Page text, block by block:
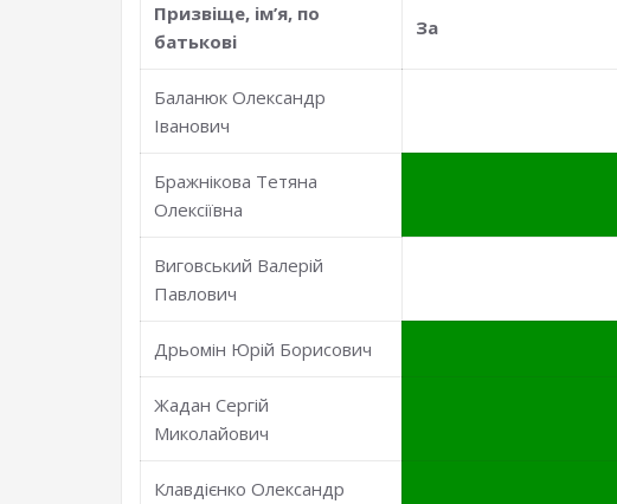
Призвiще, iм’я, по
батьковi
За
Баланюк Олександр
Іванович
Бражнікова Тетяна
Олексіївна
Виговський Валерій
Павлович
Дрьомін Юрій Борисович
Жадан Сергій
Миколайович
Клавдієнко Олександр